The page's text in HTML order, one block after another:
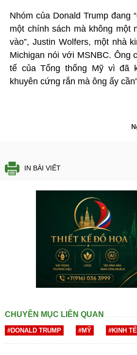
Nhóm của Donald Trump đang
một chính sách mà không một
vào”, Justin Wolfers, một nhà
Michigan nói với MSNBC. Ông
tế của Tổng thống Mỹ vì đã
khuyên cứng rắn mà ông ấy
IN BÀI VIẾT
CHUYÊN MỤC LIÊN QUAN
#DONALD TRUMP #MỸ #KINH TẾ